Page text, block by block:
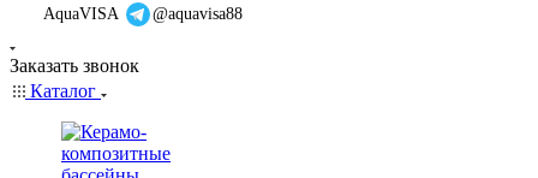
AquaVISA
@aquavisa88
Заказать звонок
Каталог